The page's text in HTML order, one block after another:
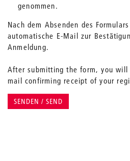
genommen.
Nach dem Absenden des
automatische E-Mail zur
Anmeldung.
After submitting the form, you will
mail confirming receipt of your